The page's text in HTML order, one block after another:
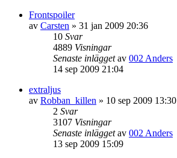
Frontspoiler
av Carsten » 31 jan 2009 20:36
10 Svar
4889 Visningar
Senaste inläggetav 002 Anders
14 sep 2009 21:04
extraljus
av Robban_killen » 10 sep 2009 13:30
2 Svar
3107 Visningar
Senaste inläggetav 002 Anders
13 sep 2009 15:09